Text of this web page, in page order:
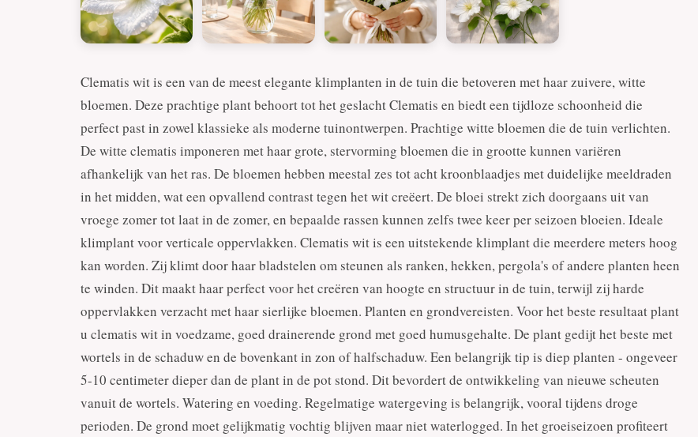
Clematis wit is een van de meest elegante klimplanten in de tuin die betoveren met haar zuivere, witte
bloemen. Deze prachtige plant behoort tot het geslacht Clematis en biedt een tijdloze schoonheid die
perfect past in zowel klassieke als moderne tuinontwerpen. Prachtige witte bloemen die de tuin verlichten.
De witte clematis imponeren met haar grote, stervorming bloemen die in grootte kunnen variëren
afhankelijk van het ras. De bloemen hebben meestal zes tot acht kroonblaadjes met duidelijke meeldraden
in het midden, wat een opvallend contrast tegen het wit creëert. De bloei strekt zich doorgaans uit van
vroege zomer tot laat in de zomer, en bepaalde rassen kunnen zelfs twee keer per seizoen bloeien. Ideale
klimplant voor verticale oppervlakken. Clematis wit is een uitstekende klimplant die meerdere meters hoog
kan worden. Zij klimt door haar bladstelen om steunen als ranken, hekken, pergola's of andere planten heen
te winden. Dit maakt haar perfect voor het creëren van hoogte en structuur in de tuin, terwijl zij harde
oppervlakken verzacht met haar sierlijke bloemen. Planten en grondvereisten. Voor het beste resultaat plant
u clematis wit in voedzame, goed drainerende grond met goed humusgehalte. De plant gedijt het beste met
wortels in de schaduw en de bovenkant in zon of halfschaduw. Een belangrijk tip is diep planten - ongeveer
5-10 centimeter dieper dan de plant in de pot stond. Dit bevordert de ontwikkeling van nieuwe scheuten
vanuit de wortels. Watering en voeding. Regelmatige watergeving is belangrijk, vooral tijdens droge
perioden. De grond moet gelijkmatig vochtig blijven maar niet waterlogged. In het groeiseizoen profiteert